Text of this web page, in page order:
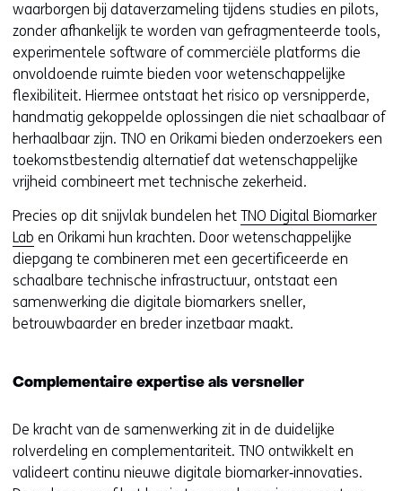
waarborgen bij dataverzameling tijdens studies en pilots,
zonder afhankelijk te worden van gefragmenteerde tools,
experimentele software of commerciële platforms die
onvoldoende ruimte bieden voor wetenschappelijke
flexibiliteit. Hiermee ontstaat het risico op versnipperde,
handmatig gekoppelde oplossingen die niet schaalbaar of
herhaalbaar zijn. TNO en Orikami bieden onderzoekers een
toekomstbestendig alternatief dat wetenschappelijke
vrijheid combineert met technische zekerheid.
Precies op dit snijvlak bundelen het TNO Digital Biomarker
Lab en Orikami hun krachten. Door wetenschappelijke
diepgang te combineren met een gecertificeerde en
schaalbare technische infrastructuur, ontstaat een
samenwerking die digitale biomarkers sneller,
betrouwbaarder en breder inzetbaar maakt.
Complementaire expertise als versneller
De kracht van de samenwerking zit in de duidelijke
rolverdeling en complementariteit. TNO ontwikkelt en
valideert continu nieuwe digitale biomarker‑innovaties.